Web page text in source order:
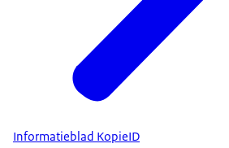
Informatieblad KopieID